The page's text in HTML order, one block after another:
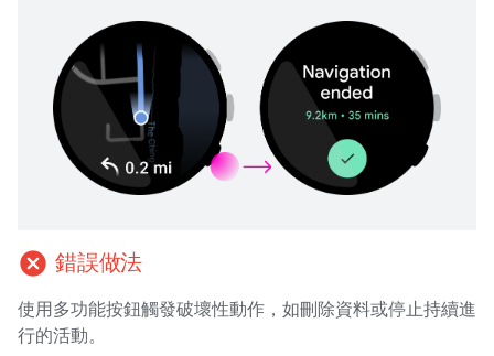
cancel 錯誤做法
使用多功能按鈕觸發破壞性動作，如刪除資料或停止持續進
行的活動。